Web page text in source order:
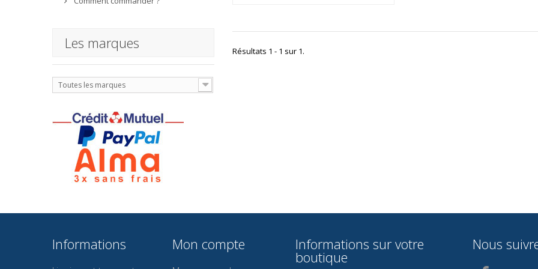
Les marques
Toutes les marques
Résultats 1 - 1 sur 1.
Informations Mon compte Informations sur votre
boutique
Nous